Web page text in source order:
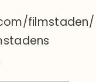
filmstaden/